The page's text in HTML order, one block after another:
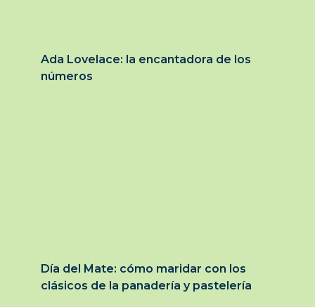
Ada Lovelace: la encantadora de los
números
Día del Mate: cómo maridar con los
clásicos de la panadería y pastelería